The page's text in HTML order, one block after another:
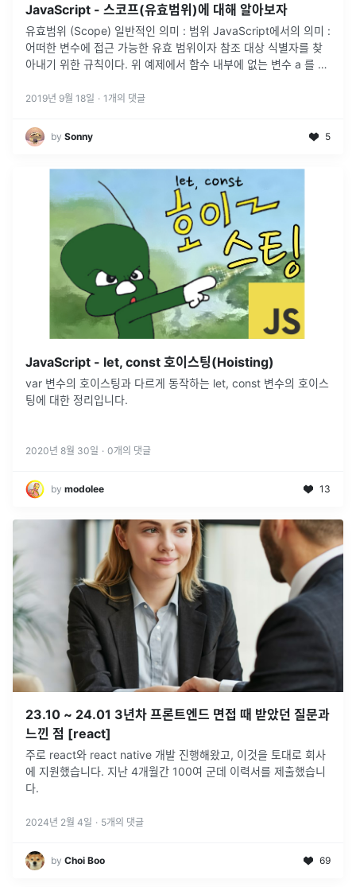
JavaScript - 스코프(유효범위)에 대해 알아보자
유효범위 (Scope) 일반적인 의미 : 범위 JavaScript에서의 의미 :
어떠한 변수에 접근 가능한 유효 범위이자 참조 대상 식별자를 찾
아내기 위한 규칙이다. 위 예제에서 함수 내부에 없는 변수 a 를 불
2019년 9월 18일 · 1 개의 댓글
by Sonny 5
JavaScript - let, const 호이스팅(Hoisting)
var 변수의 호이스팅과 다르게 동작하는 let, const 변수의 호이스
팅에 대한 정리입니다.
2020년 8월 30일 · 0개의 댓글
by modolee 13
23.10 ~ 24.01 3년차 프론트엔드 면접 때 받았던 질문과
느낀 점 [react]
주로 react와 react native 개발 진행해왔고, 이것을 토대로 회사
에 지원했습니다. 지난 4개월간 100여 군데 이력서를 제출했습니
다.
2024년 2월 4일 · 5개의 댓글
by Choi Boo 69